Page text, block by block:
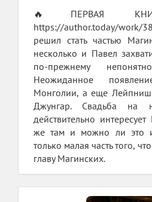
🔥ПЕРВАЯ
https://author.today/
решил стать частью
несколько и Павел
по-прежнему
Неожиданное
Монголии, а еще Лейпниш
Джунгар. Свадьба на
действительно
же там и можно ли это
только малая часть того,
главу Магинских.